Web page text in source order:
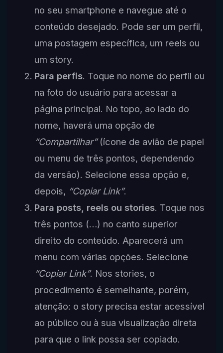
no seu smartphone e navegue até o
conteúdo desejado. Pode ser um perfil,
uma postagem específica, um reels ou
um story.
Para perfis. Toque no nome do perfil ou
na foto do usuário para acessar a
página principal. No topo, ao lado do
nome, haverá uma opção de
“Compartilhar”(ícone de avião de papel
ou menu de três pontos, dependendo
da versão). Selecione essa opção e,
depois, “Copiar Link”.
Para posts, reels ou stories. Toque nos
três pontos (…) no canto superior
direito do conteúdo. Aparecerá um
menu com várias opções. Selecione
“Copiar Link”. Nos stories, o
procedimento é semelhante, porém,
atenção: o story precisa estar acessível
ao público ou à sua visualização direta
para que o link possa ser copiado.